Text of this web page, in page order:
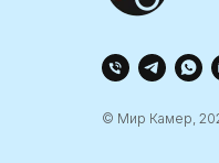
© Мир Камер,